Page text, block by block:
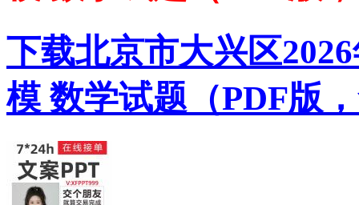
下载北京市大兴区
模 数学试题（PDF版